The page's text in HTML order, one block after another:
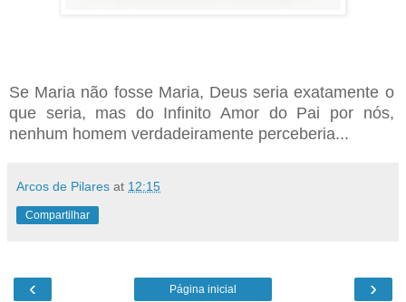
Se Maria não fosse Maria, Deus seria exatamente o
que seria, mas do Infinito Amor do Pai por nós,
nenhum homem verdadeiramente perceberia...
Arcos de Pilares at 12:15
Compartilhar
‹ ›
Página inicial